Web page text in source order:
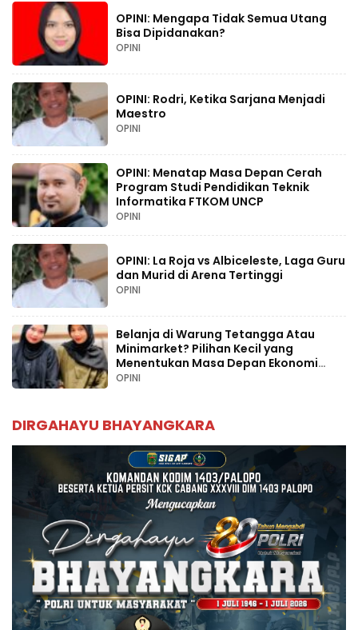
OPINI: Mengapa Tidak Semua Utang
Bisa Dipidanakan?
OPINI
OPINI: Rodri, Ketika Sarjana Menjadi
Maestro
OPINI
OPINI: Menatap Masa Depan Cerah
Program Studi Pendidikan Teknik
Informatika FTKOM UNCP
OPINI
OPINI: La Roja vs Albiceleste, Laga Guru
dan Murid di Arena Tertinggi
OPINI
Belanja di Warung Tetangga Atau
Minimarket? Pilihan Kecil yang
Menentukan Masa Depan Ekonomi
Palopo
OPINI
DIRGAHAYU BHAYANGKARA